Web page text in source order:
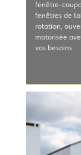
fenêtre-
fenêtres de
rotation,
motorisée
vos besoins.